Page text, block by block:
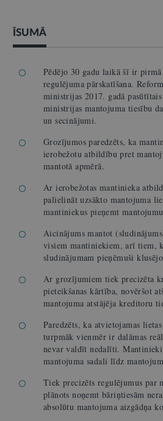
ĪSUMĀ
Pēdējo 30 gadu laikā šī ir
regulējuma pārskatīšana.
ministrijas 2017. gadā
ministrijas mantojuma tiesību
un secinājumi.
Grozījumos paredzēts, ka
ierobežotu atbildību pret
mantotā apmērā.
Ar ierobežotas mantinieka
palielināt uzsākto mantojuma
mantiniekus pieņemt
Aicinājums mantot
visiem mantiniekiem, arī tiem,
sludinājumam pieņēmuši
Ar grozījumiem tiek precizēta
pieteikšanas kārtība, novēršot
mantojuma atstājēja kreditoru
Paredzēts, ka atvietojamas
turpmāk vienmēr ir dalāmas
nevar valdīt nedalīti.
mantojuma sadali līdz
Tiek precizēts regulējumus par
plānots noņemt bāriņtiesām
absolūtu mantojuma aizgādņa